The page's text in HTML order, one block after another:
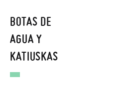
BOTAS DE
AGUA Y
KATIUSKAS